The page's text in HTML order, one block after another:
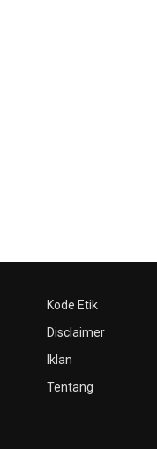
Kode Etik
Disclaimer
Iklan
Tentang